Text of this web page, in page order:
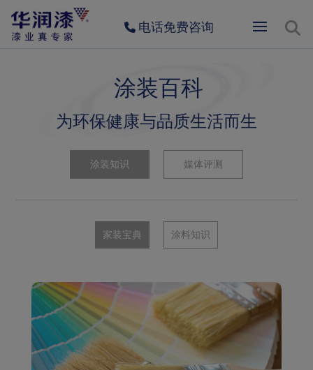
电话免费咨询
涂装百科
为环保健康与品质生活而生
涂装知识 媒体评测
家装宝典 涂料知识